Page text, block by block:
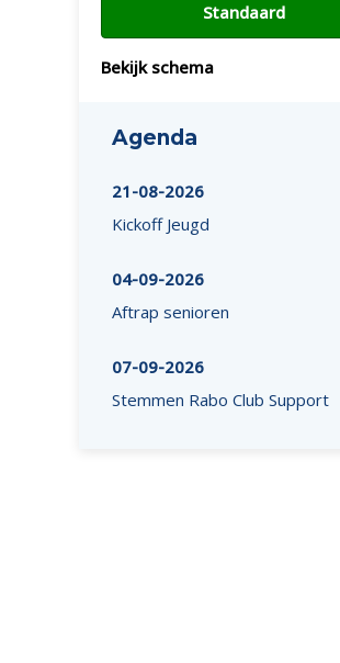
Standaard
Bekijk schema
Agenda
21-08-2026
Kickoff Jeugd
04-09-2026
Aftrap senioren
07-09-2026
Stemmen Rabo Club Support